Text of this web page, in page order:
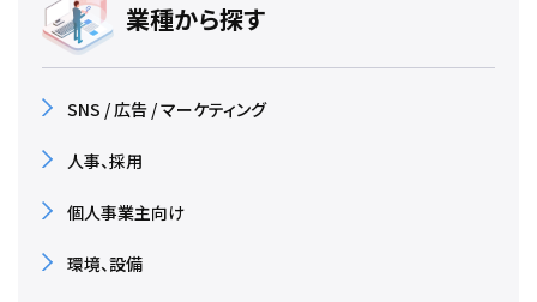
業種から探す
SNS / 広告 / マーケティング
人事、採用
個人事業主向け
環境、設備